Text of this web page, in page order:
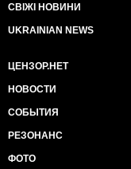
СВІЖІ НОВИНИ
UKRAINIAN NEWS
ЦЕНЗОР.НЕТ
НОВОСТИ
СОБЫТИЯ
РЕЗОНАНС
ФОТО